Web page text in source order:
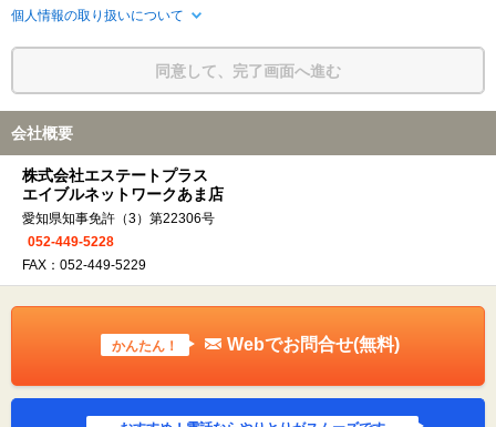
個人情報の取り扱いについて
同意して、完了画面へ進む
会社概要
株式会社エステートプラス
エイブルネットワークあま店
愛知県知事免許（3）第22306号
052-449-5228
FAX：052-449-5229
かんたん！ Webでお問合せ(無料)